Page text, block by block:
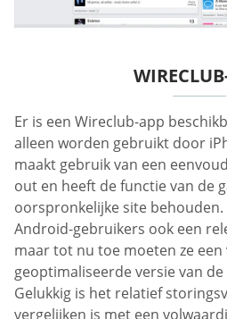
Er is een Wireclub-app
alleen worden gebruikt door
maakt gebruik van een
out en heeft de functie van de
oorspronkelijke site behouden.
Android-gebruikers ook een
maar tot nu toe moeten ze
geoptimaliseerde versie van
Gelukkig is het relatief
vergelijken is met een